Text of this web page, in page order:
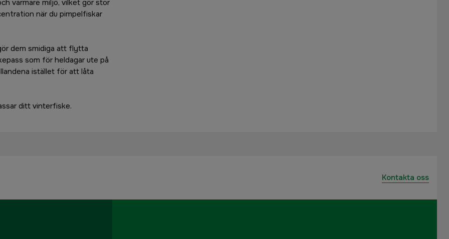
varmare miljö, vilket gör stor
när du pimpelfiskar
dem smidiga att flytta
som för heldagar ute på
istället för att låta
ditt vinterfiske.
Kontakta oss